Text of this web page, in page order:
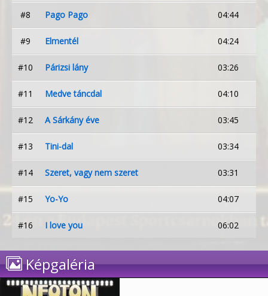
#8 Pago Pago 04:44
#9 Elmentél 04:24
#10 Párizsi lány 03:26
#11 Medve táncdal 04:10
#12 A Sárkány éve 03:45
#13 Tini-dal 03:34
#14 Szeret, vagy nem szeret 03:31
#15 Yo-Yo 04:07
#16 I love you 06:02
Képgaléria